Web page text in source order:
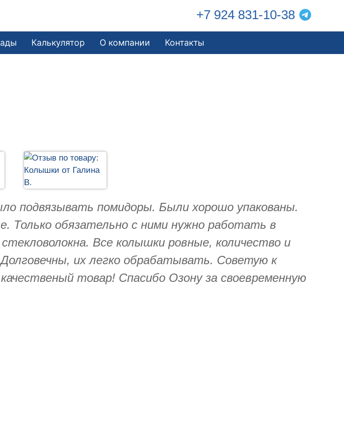
+7 924 831-10-38
Калькулятор О компании Контакты
подвязывать помидоры. Были хорошо упакованы.
Только обязательно с ними нужно работать в
Все колышки ровные, количество и
их легко обрабатывать. Советую к
товар! Спасибо Озону за своевременную